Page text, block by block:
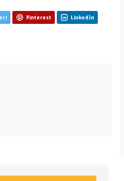
Pinterest LinkedIn